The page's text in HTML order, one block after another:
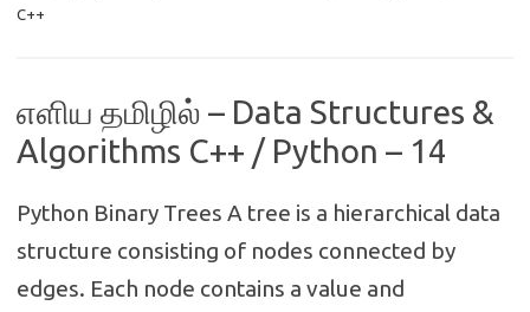
C++
எளிய தமிழில் – Data Structures &
Algorithms C++ / Python – 14
Python Binary Trees A tree is a hierarchical data
structure consisting of nodes connected by
edges. Each node contains a value and